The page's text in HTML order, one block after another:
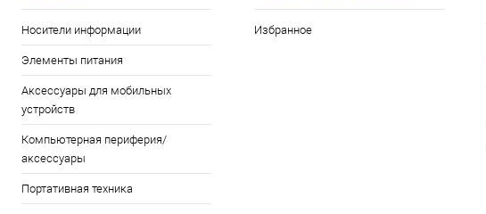
Носители информации
Элементы питания
Аксессуары для мобильных
устройств
Компьютерная периферия/
аксессуары
Портативная техника
Избранное